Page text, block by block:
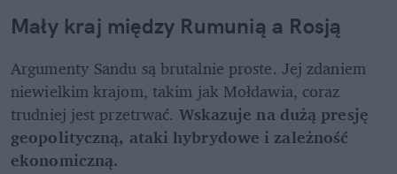
Mały kraj między Rumunią a Rosją
Argumenty Sandu są brutalnie proste. Jej zdaniem
niewielkim krajom, takim jak Mołdawia, coraz
trudniej jest przetrwać. Wskazuje na dużą presję
geopolityczną, ataki hybrydowe i zależność
ekonomiczną.